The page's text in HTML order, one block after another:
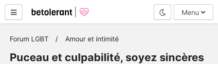
Mode nuit
Menu
Forum LGBT Amour et intimité
Puceau et culpabilité, soyez sincères